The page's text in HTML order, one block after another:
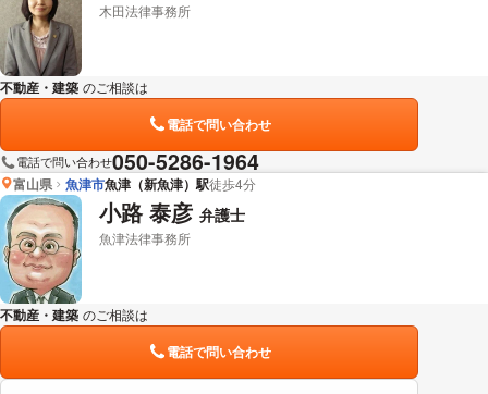
木田法律事務所
不動産・建築 のご相談は
電話で問い合わせ
電話で問い合わせ050-5286-1964
富山県 魚津市魚津（新魚津）駅徒歩4分
小路 泰彦 弁護士
魚津法律事務所
不動産・建築 のご相談は
電話で問い合わせ